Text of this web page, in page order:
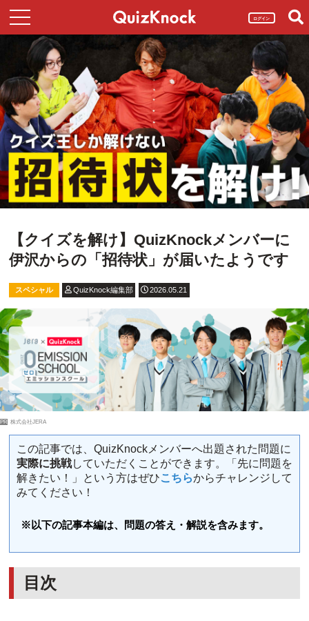
ログイン
【クイズを解け】QuizKnockメンバーに
伊沢からの「招待状」が届いたようです
スペシャル QuizKnock編集部 2026.05.21
PR 株式会社JERA
この記事では、QuizKnockメンバーへ出題された問題に
実際に挑戦していただくことができます。「先に問題を
解きたい！」という方はぜひこちらからチャレンジして
みてください！
※以下の記事本編は、問題の答え・解説を含みます。
目次